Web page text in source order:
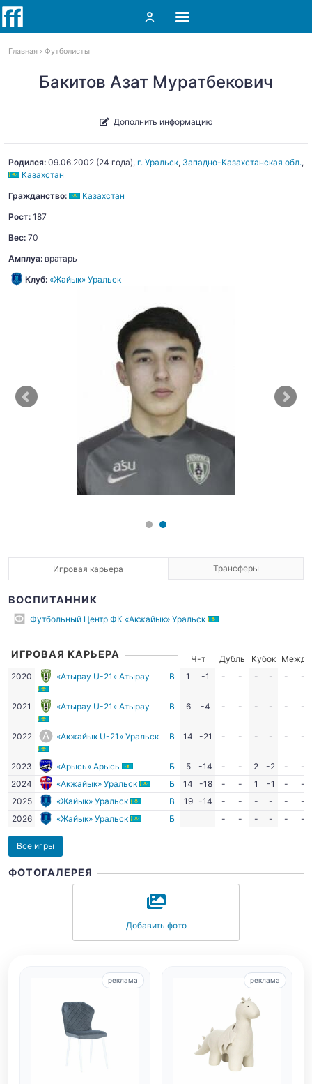
Главная Футболисты
Бакитов Азат Муратбекович
Дополнить информацию
Родился: 09.06.2002 (24 года), г. Уральск, Западно-Казахстанская обл.,
Казахстан
Гражданство:
Казахстан
Рост: 187
Вес: 70
Амплуа: вратарь
Клуб: «Жайык» Уральск
Игровая карьера Трансферы
ВОСПИТАННИК
Футбольный Центр ФК «Акжайык» Уральск
ИГРОВАЯ КАРЬЕРА Ч-т Дубль Кубок
Межд.
2020
«Атырау U-21» Атырау В 1 -1 - - - - - -
2021 «Атырау U-21» Атырау В 6 -4 - - - - - -
2022 «Акжайык U-21» Уральск В 14 -21 - - - - - -
2023 «Арысь» Арысь Б 5 -14 - - 2 -2 -
-
2024
«Акжайык» Уральск Б 14 -18 - - 1 -1 -
-
2025
«Жайык» Уральск В 19 -14 - - - - -
-
2026
«Жайык» Уральск Б - - - - - -
Все игры
ФОТОГАЛЕРЕЯ
Добавить фото
реклама реклама